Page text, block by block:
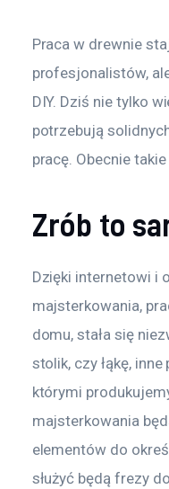
Praca w drewnie
profesjonalistów,
DIY. Dziś nie tylko
potrzebują
pracę. Obecnie
Zrób to
Dzięki internetowi i
majsterkowania,
domu, stała się
stolik, czy łąkę,
którymi
majsterkowania
elementów do
służyć będą frezy